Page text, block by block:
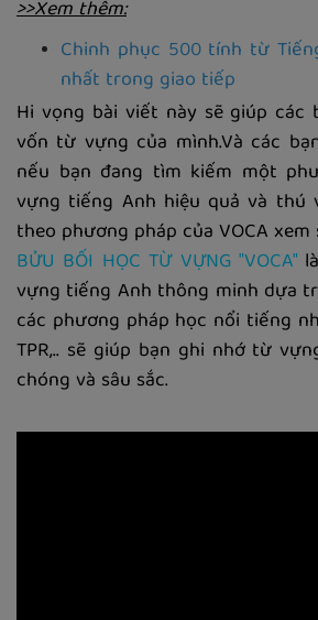
>>Xem thêm:
Chinh phục 500 tính từ
nhất trong giao tiếp
Hi vọng bài viết này sẽ giúp các
vốn từ vựng của mình.Và các
nếu bạn đang tìm kiếm một
vựng tiếng Anh hiệu quả và
theo phương pháp của VOCA xem
BỬU BỐI HỌC TỪ VỰNG "VOCA"
vựng tiếng Anh thông minh dựa
các phương pháp học nổi tiếng
TPR,.. sẽ giúp bạn ghi nhớ từ
chóng và sâu sắc.